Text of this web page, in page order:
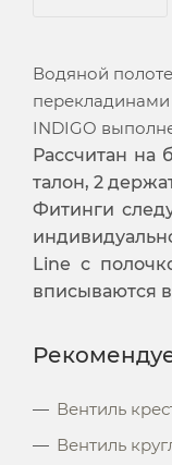
Водяной п
перекладинами
INDIGO
Рассчитан на
талон, 2
Фитинги
Line с
вписываются
Вентиль
Вентиль